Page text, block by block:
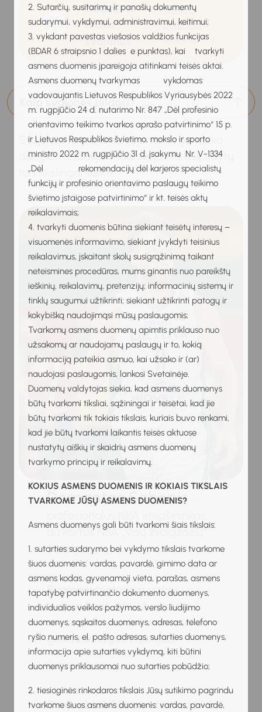
2. Sutarčių, susitarimų ir panašių dokumentų
sudarymui, vykdymui, administravimui, keitimui;
3. vykdant pavestas viešosios valdžios funkcijas
(BDAR 6 straipsnio 1 dalies e punktas), kai tvarkyti
asmens duomenis įpareigoja atitinkami teisės aktai.
Asmens duomenų tvarkymas vykdomas
vadovaujantis Lietuvos Respublikos Vyriausybės 2022
m. rugpjūčio 24 d. nutarimo Nr. 847 „Dėl profesinio
orientavimo teikimo tvarkos aprašo patvirtinimo“ 15 p.
ir Lietuvos Respublikos švietimo, mokslo ir sporto
ministro 2022 m. rugpjūčio 31 d. įsakymu Nr. V-1334
„Dėl rekomendacijų dėl karjeros specialistų
funkcijų ir profesinio orientavimo paslaugų teikimo
švietimo įstaigose patvirtinimo“ ir kt. teisės aktų
reikalavimais;
4. tvarkyti duomenis būtina siekiant teisėtų interesų –
visuomenės informavimo, siekiant įvykdyti teisinius
reikalavimus, įskaitant skolų susigrąžinimą taikant
neteismines procedūras, mums ginantis nuo pareikštų
ieškinių, reikalavimų, pretenzijų; informacinių sistemų ir
tinklų saugumui užtikrinti; siekiant užtikrinti patogų ir
kokybišką naudojimąsi mūsų paslaugomis;
Tvarkomų asmens duomenų apimtis priklauso nuo
užsakomų ar naudojamų paslaugų ir to, kokią
informaciją pateikia asmuo, kai užsako ir (ar)
naudojasi paslaugomis, lankosi Svetainėje.
Duomenų valdytojas siekia, kad asmens duomenys
būtų tvarkomi tiksliai, sąžiningai ir teisėtai, kad jie
būtų tvarkomi tik tokiais tikslais, kuriais buvo renkami,
kad jie būtų tvarkomi laikantis teisės aktuose
nustatytų aiškių ir skaidrių asmens duomenų
tvarkymo principų ir reikalavimų.
KOKIUS ASMENS DUOMENIS IR KOKIAIS TIKSLAIS
TVARKOME JŪSŲ ASMENS DUOMENIS?
Asmens duomenys gali būti tvarkomi šiais tikslais:
1. sutarties sudarymo bei vykdymo tikslais tvarkome
šiuos duomenis: vardas, pavardė, gimimo data ar
asmens kodas, gyvenamoji vieta, parašas, asmens
tapatybę patvirtinančio dokumento duomenys,
individualios veiklos pažymos, verslo liudijimo
duomenys, sąskaitos duomenys, adresas, telefono
ryšio numeris, el. pašto adresas, sutarties duomenys,
informacija apie sutarties vykdymą, kiti būtini
duomenys priklausomai nuo sutarties pobūdžio;
2. tiesioginės rinkodaros tikslais Jūsų sutikimo pagrindu
tvarkome šiuos asmens duomenis: vardas, pavardė,
Užduotis:
Mano
svajonės
Atsisiųsti
darbalapį
(474.4 KB
Kaip svajonės pildosi?
Svajonės taip ir liks svajonėmis, jei nieko
daugiau nedarysi. Kad svajonės išsipildytų,
turi tikslingai veikti.
Domantas Sabonis
du kartus NBA „Visų žvaigždžių“
žaidėjas.
Svajonė:būdamas vaikas
svajojo žaisti "Visų žvaigždžių"
mače ir dalyvauti kartu su kitais
geriausiai lygos žaidėjais.
Šaltinis
Svajonės siekimas:kasdien 6–8